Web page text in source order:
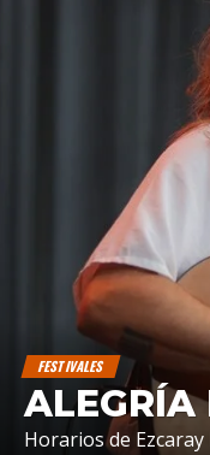
FESTIVALES
ALEGRÍA
Horarios de